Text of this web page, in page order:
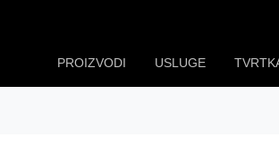
PROIZVODI USLUGE